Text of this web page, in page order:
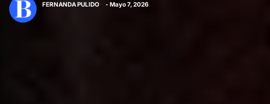
FERNANDA PULIDO - Mayo 7, 2026